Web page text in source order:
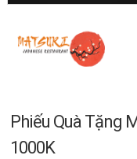
Phiếu Quà Tặng
1000K